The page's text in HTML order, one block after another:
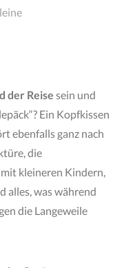
der Reise sein und
Ein Kopfkissen
ebenfalls ganz nach
die
kleineren Kindern,
alles, was während
die Langeweile